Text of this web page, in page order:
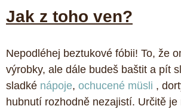
Jak z toho ven?
Nepodléhej beztukové fóbii! To, že
výrobky, ale dále budeš baštit a pít
sladké nápoje, ochucené müsli ,
hubnutí rozhodně nezajistí. Určitě